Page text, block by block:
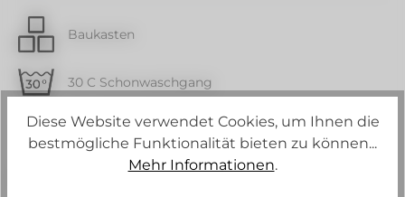
Baukasten
30 C Schonwaschgang
Strech
Diese Website verwendet Cookies, um Ihnen die
bestmögliche Funktionalität bieten zu können...
Mehr Informationen.